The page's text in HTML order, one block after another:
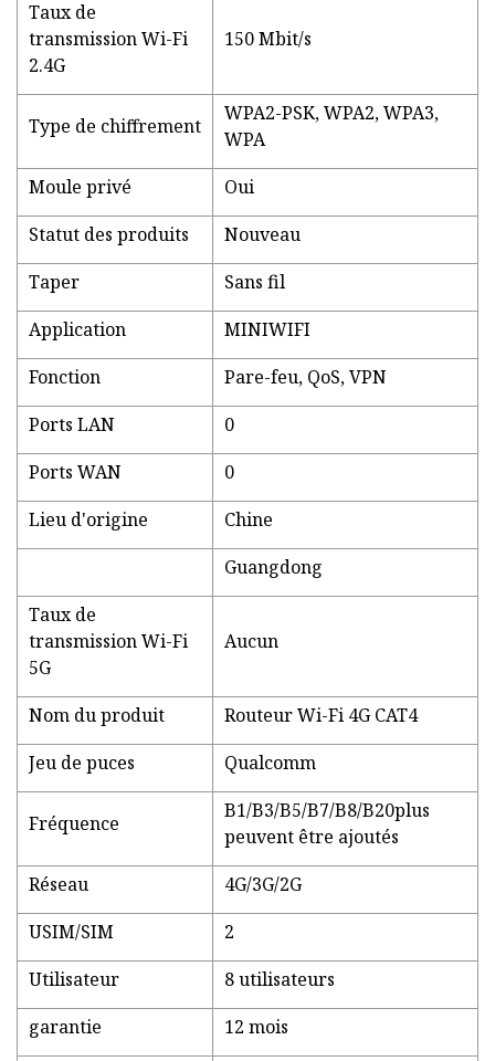
Taux de
transmission Wi-Fi
2.4G
150 Mbit/s
Type de chiffrement
WPA2-PSK, WPA2, WPA3,
WPA
Moule privé
Oui
Statut des produits
Nouveau
Taper
Sans fil
Application
MINIWIFI
Fonction
Pare-feu, QoS, VPN
Ports LAN
0
Ports WAN
0
Lieu d'origine
Chine
Guangdong
Taux de
transmission Wi-Fi
5G
Aucun
Nom du produit
Routeur Wi-Fi 4G CAT4
Jeu de puces
Qualcomm
Fréquence
B1/B3/B5/B7/B8/B20plus
peuvent être ajoutés
Réseau
4G/3G/2G
USIM/SIM
2
Utilisateur
8 utilisateurs
garantie
12 mois